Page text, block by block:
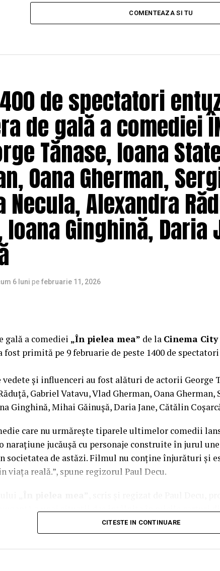
COMENTEAZA SI TU
de spectatori
de gală a comediei ÎN
Tănase, Ioana
Oana Gherman,
Necula, Alexandra
Ioana Ginghină, Daria
6 luni pe februarie 11, 2026
gală a comediei „În pielea mea” de la Cinema
fost primită pe 9 februarie de peste 1400 de
vedete și influenceri au fost alături de actorii George
Gabriel Vatavu, Vlad Gherman, Oana Gherman,
Ginghină, Mihai Găinușă, Daria Jane, Cătălin
care nu urmărește tiparele ultimelor comedii
narațiune jucăușă cu personaje construite în jurul
societatea de astăzi. Filmul nu conține înjurături și
viața reală.”, spune regizorul Paul Decu.
a unei situații des întâlnite în micile certuri
ușor. În urma unei provocări pe care patru cupluri
multe peripeții, într-un weekend, personajele ajung
lor, lăsând deoparte presupunerile, orgoliile și
mai bine între ei.
CITESTE IN CONTINUARE